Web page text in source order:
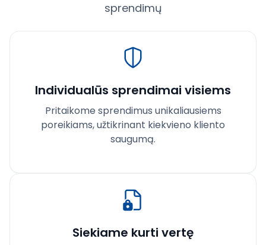
sprendimų
Individualūs sprendimai visiems
Pritaikome sprendimus unikaliausiems
poreikiams, užtikrinant kiekvieno kliento
saugumą.
Siekiame kurti vertę